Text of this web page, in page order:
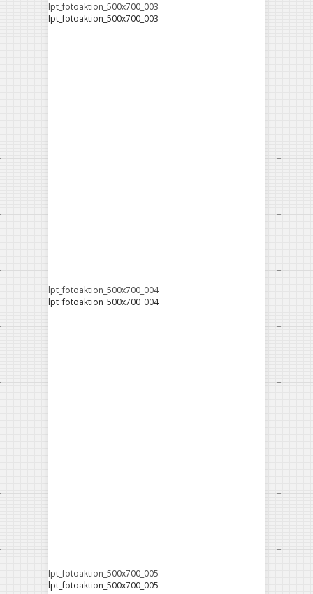
lpt_fotoaktion_500x700_003
lpt_fotoaktion_500x700_003
lpt_fotoaktion_500x700_004
lpt_fotoaktion_500x700_004
lpt_fotoaktion_500x700_005
lpt_fotoaktion_500x700_005